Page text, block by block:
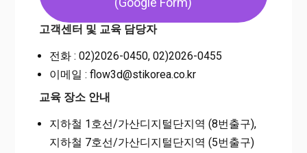
고객센터 및 교육 담당자
전화 : 02)2026-0450, 02)2026-0455
이메일 : flow3d@stikorea.co.kr
교육 장소 안내
지하철 1호선/가산디지털단지역 (8번출구),
지하철 7호선/가산디지털단지역 (5번출구)